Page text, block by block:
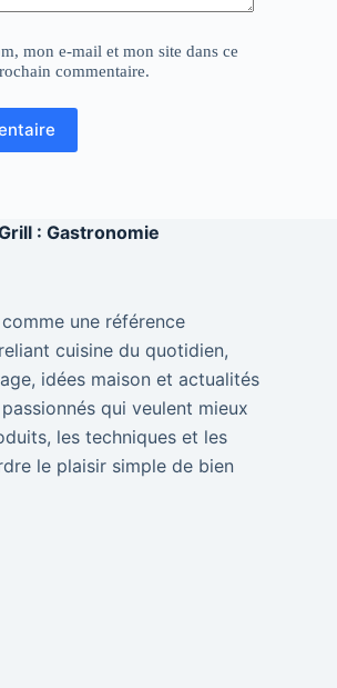
mon e-mail et mon site dans ce
commentaire.
: Gastronomie
une référence
cuisine du quotidien,
idées maison et actualités
qui veulent mieux
les techniques et les
le plaisir simple de bien